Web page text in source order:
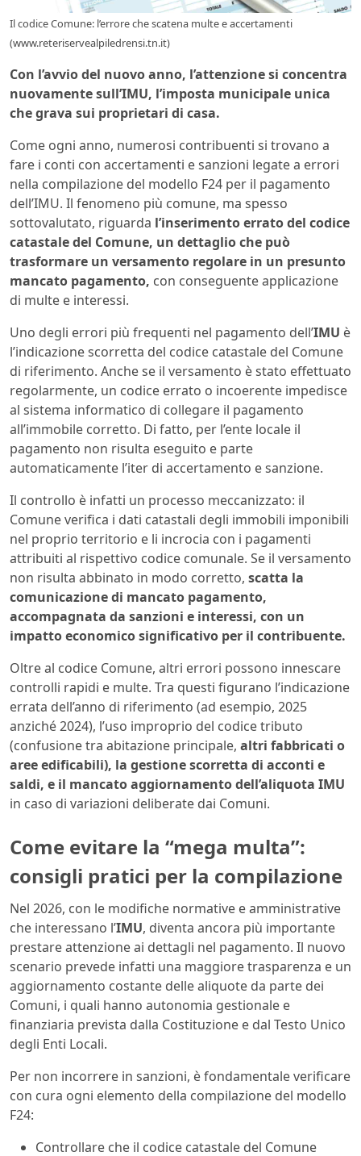
Il codice Comune: l’errore che scatena multe e accertamenti
(www.reteriservealpiledrensi.tn.it)
Con l’avvio del nuovo anno, l’attenzione si concentra
nuovamente sull’IMU, l’imposta municipale unica
che grava sui proprietari di casa.
Come ogni anno, numerosi contribuenti si trovano a
fare i conti con accertamenti e sanzioni legate a errori
nella compilazione del modello F24 per il pagamento
dell’IMU. Il fenomeno più comune, ma spesso
sottovalutato, riguarda l’inserimento errato del codice
catastale del Comune, un dettaglio che può
trasformare un versamento regolare in un presunto
mancato pagamento, con conseguente applicazione
di multe e interessi.
Uno degli errori più frequenti nel pagamento dell’IMU è
l’indicazione scorretta del codice catastale del Comune
di riferimento. Anche se il versamento è stato effettuato
regolarmente, un codice errato o incoerente impedisce
al sistema informatico di collegare il pagamento
all’immobile corretto. Di fatto, per l’ente locale il
pagamento non risulta eseguito e parte
automaticamente l’iter di accertamento e sanzione.
Il controllo è infatti un processo meccanizzato: il
Comune verifica i dati catastali degli immobili imponibili
nel proprio territorio e li incrocia con i pagamenti
attribuiti al rispettivo codice comunale. Se il versamento
non risulta abbinato in modo corretto, scatta la
comunicazione di mancato pagamento,
accompagnata da sanzioni e interessi, con un
impatto economico significativo per il contribuente.
Oltre al codice Comune, altri errori possono innescare
controlli rapidi e multe. Tra questi figurano l’indicazione
errata dell’anno di riferimento (ad esempio, 2025
anziché 2024), l’uso improprio del codice tributo
(confusione tra abitazione principale, altri fabbricati o
aree edificabili), la gestione scorretta di acconti e
saldi, e il mancato aggiornamento dell’aliquota IMU
in caso di variazioni deliberate dai Comuni.
Come evitare la “mega multa”:
consigli pratici per la compilazione
Nel 2026, con le modifiche normative e amministrative
che interessano l’IMU, diventa ancora più importante
prestare attenzione ai dettagli nel pagamento. Il nuovo
scenario prevede infatti una maggiore trasparenza e un
aggiornamento costante delle aliquote da parte dei
Comuni, i quali hanno autonomia gestionale e
finanziaria prevista dalla Costituzione e dal Testo Unico
degli Enti Locali.
Per non incorrere in sanzioni, è fondamentale verificare
con cura ogni elemento della compilazione del modello
F24:
Controllare che il codice catastale del Comune